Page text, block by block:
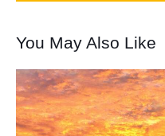
You May Also Like